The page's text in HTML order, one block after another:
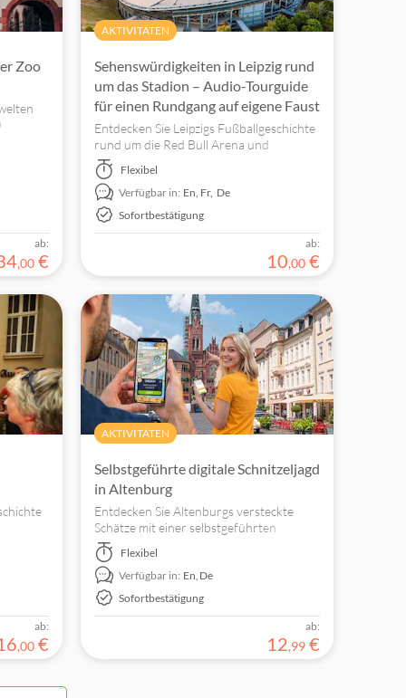
Zoo
und
ab:
,00 €
AKTIVITÄTEN
Sehenswürdigkeiten in Leipzig rund
um das Stadion – Audio-Tourguide
für einen Rundgang auf eigene Faust
Entdecken Sie Leipzigs Fußballgeschichte
rund um die Red Bull Arena und
verbinden Sie dabei Sportgeschichte,
kulturelle Sehenswürdigkeiten und
städtische Attraktionen zu Fuß oder mit
dem Fahrrad.
Flexibel
Verfügbar in: En, Fr, De
Sofortbestätigung
ab:
10,00 €
den
ab:
,00 €
AKTIVITÄTEN
Selbstgeführte digitale Schnitzeljagd
in Altenburg
Entdecken Sie Altenburgs versteckte
Schätze mit einer selbstgeführten
digitalen Schnitzeljagd. Erkunden Sie die
Sehenswürdigkeiten in Ihrem eigenen
Tempo.
Flexibel
Verfügbar in: En, De
Sofortbestätigung
ab:
12,99 €